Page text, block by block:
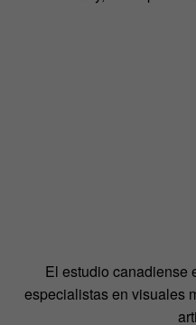
El estudio canadiense
especialistas en visuales